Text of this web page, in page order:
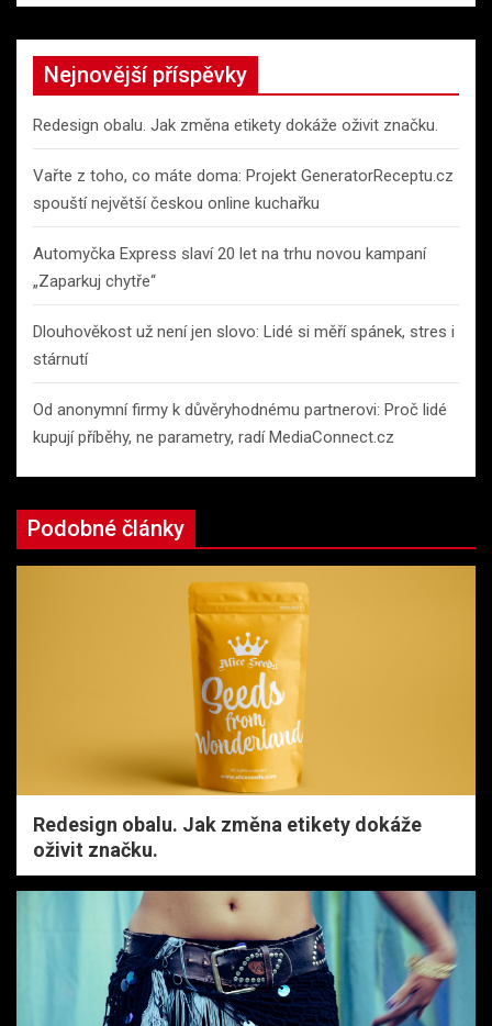
a
r
h
Nejnovější příspěvky
Redesign obalu. Jak změna etikety dokáže oživit značku.
Vařte z toho, co máte doma: Projekt GeneratorReceptu.cz
spouští největší českou online kuchařku
Automyčka Express slaví 20 let na trhu novou kampaní
„Zaparkuj chytře“
Dlouhověkost už není jen slovo: Lidé si měří spánek, stres i
stárnutí
Od anonymní firmy k důvěryhodnému partnerovi: Proč lidé
kupují příběhy, ne parametry, radí MediaConnect.cz
Podobné články
Redesign obalu. Jak změna etikety dokáže
oživit značku.